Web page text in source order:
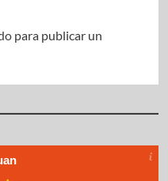
para publicar un